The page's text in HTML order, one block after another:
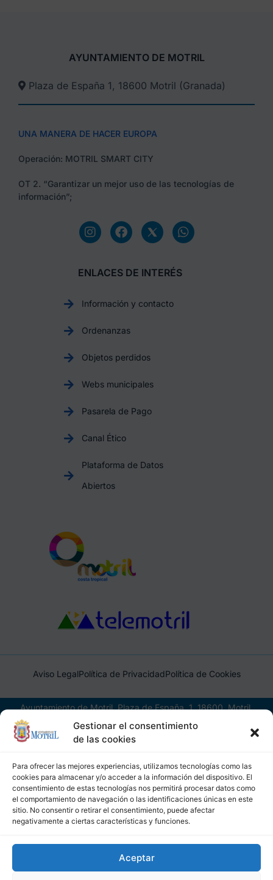
Gestionar el consentimiento
de las cookies
Para ofrecer las mejores experiencias, utilizamos tecnologías como las
cookies para almacenar y/o acceder a la información del dispositivo. El
consentimiento de estas tecnologías nos permitirá procesar datos como
el comportamiento de navegación o las identificaciones únicas en este
sitio. No consentir o retirar el consentimiento, puede afectar
negativamente a ciertas características y funciones.
Aceptar
AYUNTAMIENTO DE MOTRIL
Plaza de España 1, 18600 Motril (Granada)​
UNA MANERA DE HACER EUROPA
Operación: MOTRIL SMART CITY
OT 2. “Garantizar un mejor uso de las tecnologías de
información”;
ENLACES DE INTERÉS
Información y contacto
Ordenanzas
Objetos perdidos
Webs municipales
Pasarela de Pago
Canal Ético
Plataforma de Datos
Abiertos
Aviso LegalPolítica de PrivacidadPolítica de Cookies
Ayuntamiento de Motril, Plaza de España, 1, 18600, Motril,
(Granada), CIF: P1814200J, DIR3: L01181400